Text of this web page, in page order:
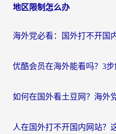
地区限制怎么办